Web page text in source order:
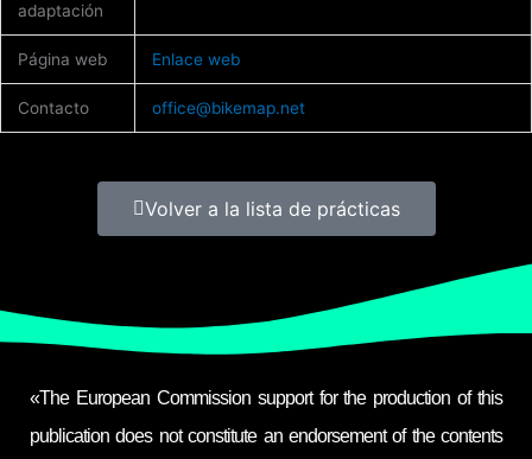
adaptación
Página web Enlace web
Contacto office@bikemap.net
Volver a la lista de prácticas
«The European Commission support for the production of this
publication does not constitute an endorsement of the contents